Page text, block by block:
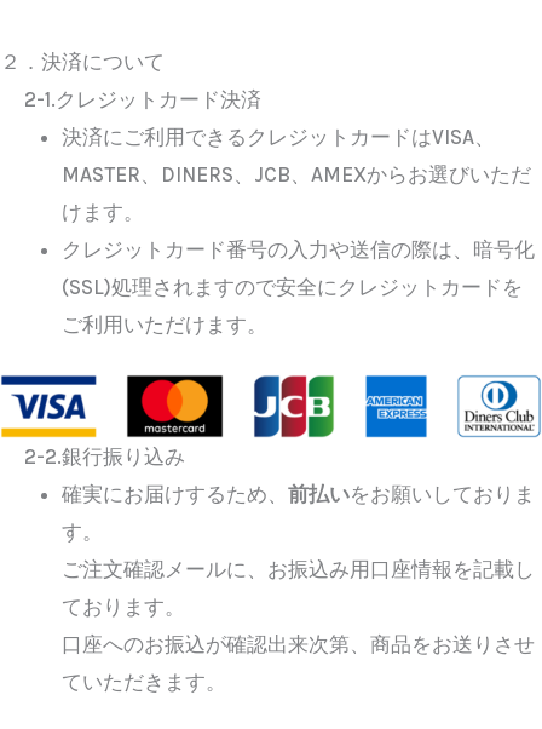
２．決済について
2-1.クレジットカード決済
決済にご利用できるクレジットカードはVISA、
MASTER、DINERS、JCB、AMEXからお選びいただ
けます。
クレジットカード番号の入力や送信の際は、暗号化
(SSL)処理されますので安全にクレジットカードを
ご利用いただけます。
2-2.銀行振り込み
確実にお届けするため、 前払いをお願いしておりま
す。
ご注文確認メールに、お振込み用口座情報を記載し
ております。
口座へのお振込が確認出来次第、商品をお送りさせ
ていただきます。